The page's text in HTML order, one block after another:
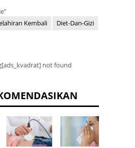
Kembali Diet-Dan-Gizi
not found